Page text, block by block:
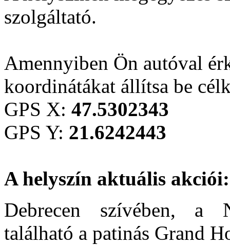
szolgáltató.
Amennyiben Ön autóval
koordinátákat állítsa be
GPS X: 47.5302343
GPS Y: 21.6242443
A helyszín aktuális akciói:
Debrecen szívében, a
található a patinás Grand